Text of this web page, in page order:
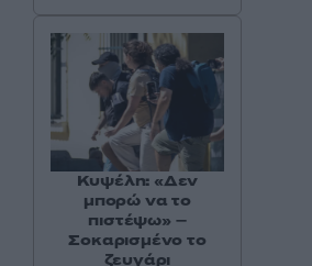
Κυψέλη: «Δεν
μπορώ να το
πιστέψω» –
Σοκαρισμένο το
ζευγάρι